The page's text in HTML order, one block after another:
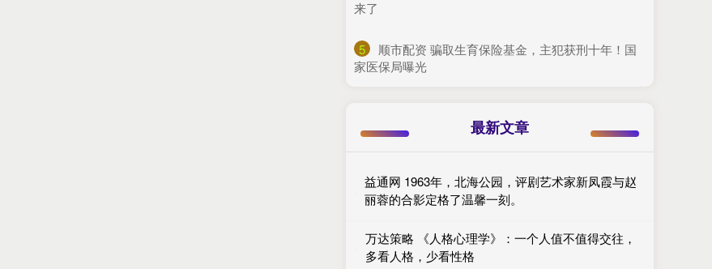
来了
5
​顺市配资 骗取生育保险基金，主犯获刑十年！国
家医保局曝光
最新文章
益通网 1963年，北海公园，评剧艺术家新凤霞与赵
丽蓉的合影定格了温馨一刻。
万达策略 《人格心理学》：一个人值不值得交往，
多看人格，少看性格